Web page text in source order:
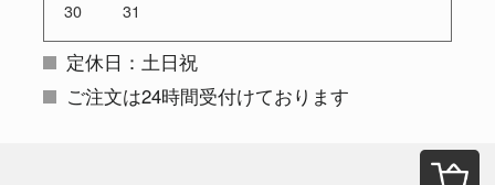
30 31
定休日：土日祝
ご注文は24時間受付けております